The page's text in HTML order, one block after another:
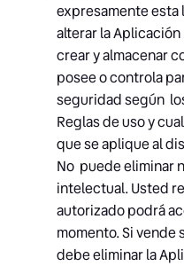
expresamente esta
alterar la
crear y almacenar
posee o controla
seguridad según
Reglas de uso y
que se aplique al
No puede eliminar
intelectual. Usted
autorizado podrá
momento. Si vende
debe eliminar la